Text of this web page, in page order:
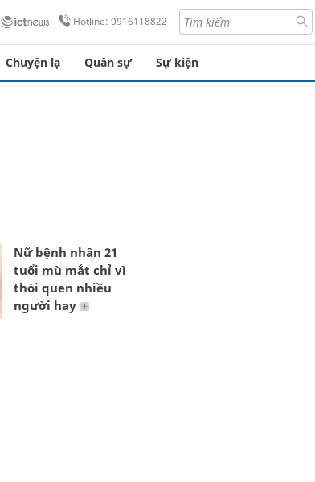
Hotline: 0916118822
Chuyện lạ Quân sự Sự kiện
Nữ bệnh nhân 21
tuổi mù mắt chỉ vì
thói quen nhiều
người hay